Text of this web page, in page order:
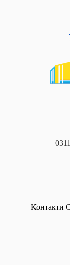
Контакти